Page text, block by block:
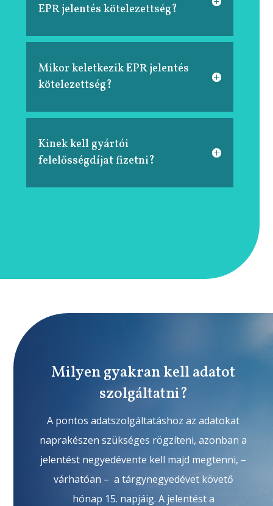
EPR jelentés kötelezettség?
Mikor keletkezik EPR jelentés
kötelezettség?
Kinek kell gyártói
felelősségdíjat fizetni?
Milyen gyakran kell adatot
szolgáltatni?
A pontos adatszolgáltatáshoz az adatokat
naprakészen szükséges rögzíteni, azonban a
jelentést negyedévente kell majd megtenni, –
várhatóan – a tárgynegyedévet követő
hónap 15. napjáig. A jelentést a